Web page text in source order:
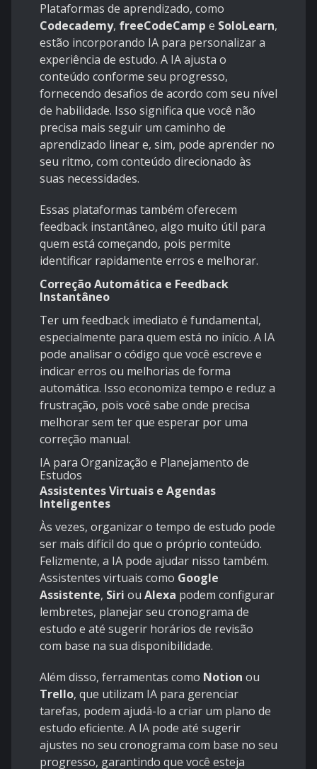
Plataformas de aprendizado, como
Codecademy, freeCodeCamp e SoloLearn,
estão incorporando IA para personalizar a
experiência de estudo. A IA ajusta o
conteúdo conforme seu progresso,
fornecendo desafios de acordo com seu nível
de habilidade. Isso significa que você não
precisa mais seguir um caminho de
aprendizado linear e, sim, pode aprender no
seu ritmo, com conteúdo direcionado às
suas necessidades.
Essas plataformas também oferecem
feedback instantâneo, algo muito útil para
quem está começando, pois permite
identificar rapidamente erros e melhorar.
Correção Automática e Feedback
Instantâneo
Ter um feedback imediato é fundamental,
especialmente para quem está no início. A IA
pode analisar o código que você escreve e
indicar erros ou melhorias de forma
automática. Isso economiza tempo e reduz a
frustração, pois você sabe onde precisa
melhorar sem ter que esperar por uma
correção manual.
IA para Organização e Planejamento de
Estudos
Assistentes Virtuais e Agendas
Inteligentes
Às vezes, organizar o tempo de estudo pode
ser mais difícil do que o próprio conteúdo.
Felizmente, a IA pode ajudar nisso também.
Assistentes virtuais como Google
Assistente, Siri ou Alexa podem configurar
lembretes, planejar seu cronograma de
estudo e até sugerir horários de revisão
com base na sua disponibilidade.
Além disso, ferramentas como Notion ou
Trello, que utilizam IA para gerenciar
tarefas, podem ajudá-lo a criar um plano de
estudo eficiente. A IA pode até sugerir
ajustes no seu cronograma com base no seu
progresso, garantindo que você esteja